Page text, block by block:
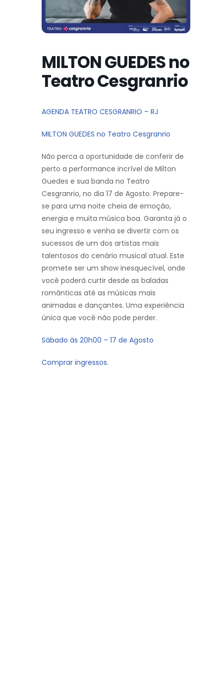
MILTON GUEDES no
Teatro Cesgranrio
AGENDA TEATRO CESGRANRIO – RJ
MILTON GUEDES no Teatro Cesgranrio
Não perca a oportunidade de conferir de
perto a performance incrível de Milton
Guedes e sua banda no Teatro
Cesgranrio, no dia 17 de Agosto. Prepare-
se para uma noite cheia de emoção,
energia e muita música boa. Garanta já o
seu ingresso e venha se divertir com os
sucessos de um dos artistas mais
talentosos do cenário musical atual. Este
promete ser um show inesquecível, onde
você poderá curtir desde as baladas
românticas até as músicas mais
animadas e dançantes. Uma experiência
única que você não pode perder.
Sábado às 20h00 – 17 de Agosto
Comprar ingressos.